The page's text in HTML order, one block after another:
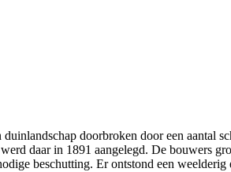
doorbroken door een aantal
daar in 1891 aangelegd. De bouwers
beschutting. Er ontstond een